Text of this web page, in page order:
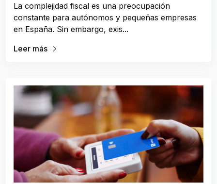
La complejidad fiscal es una preocupación
constante para autónomos y pequeñas empresas
en España. Sin embargo, exis...
Leer más